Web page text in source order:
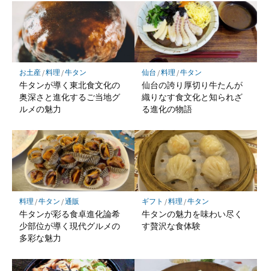
お土産/料理 /牛タン
牛タンが導く東北食文化の
奥深さと進化するご当地グ
ルメの魅力
仙台 /料理 /牛タン
仙台の誇り厚切り牛たんが
織りなす食文化と知られざ
る進化の物語
料理 /牛タン /通販
牛タンが彩る食卓進化論希
少部位が導く現代グルメの
多彩な魅力
ギフト /料理 /牛タン
牛タンの魅力を味わい尽く
す贅沢な食体験